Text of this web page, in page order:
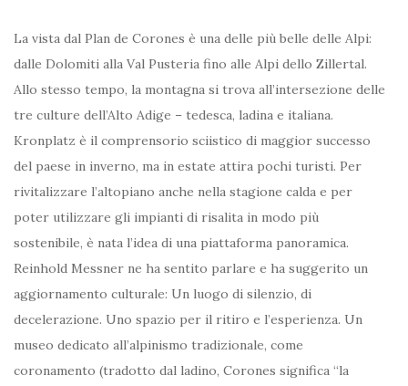
La vista dal Plan de Corones è una delle più belle delle Alpi:
dalle Dolomiti alla Val Pusteria fino alle Alpi dello Zillertal.
Allo stesso tempo, la montagna si trova all’intersezione delle
tre culture dell’Alto Adige – tedesca, ladina e italiana.
Kronplatz è il comprensorio sciistico di maggior successo
del paese in inverno, ma in estate attira pochi turisti. Per
rivitalizzare l’altopiano anche nella stagione calda e per
poter utilizzare gli impianti di risalita in modo più
sostenibile, è nata l’idea di una piattaforma panoramica.
Reinhold Messner ne ha sentito parlare e ha suggerito un
aggiornamento culturale: Un luogo di silenzio, di
decelerazione. Uno spazio per il ritiro e l’esperienza. Un
museo dedicato all’alpinismo tradizionale, come
coronamento (tradotto dal ladino, Corones significa “la